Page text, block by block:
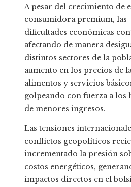
A pesar del crecimiento de
consumidora premium, las
dificultades económicas
afectando de manera
distintos sectores de la
aumento en los precios de
alimentos y servicios
golpeando con fuerza a los
de menores ingresos.
Las tensiones
conflictos geopolíticos
incrementado la presión
costos energéticos,
impactos directos en el